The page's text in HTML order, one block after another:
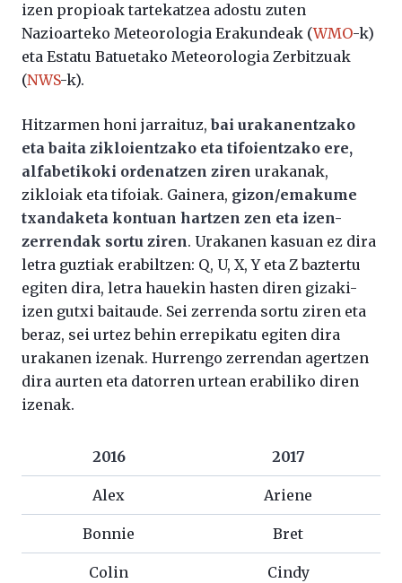
izen propioak tartekatzea adostu zuten
Nazioarteko Meteorologia Erakundeak (WMO-k)
eta Estatu Batuetako Meteorologia Zerbitzuak
(NWS-k).
Hitzarmen honi jarraituz,bai urakanentzako
eta baita zikloientzako eta tifoientzako ere,
alfabetikoki ordenatzen ziren urakanak,
zikloiak eta tifoiak. Gainera, gizon/emakume
txandaketa kontuan hartzen zen eta izen-
zerrendak sortu ziren. Urakanen kasuan ez dira
letra guztiak erabiltzen: Q, U, X, Y eta Z baztertu
egiten dira, letra hauekin hasten diren gizaki-
izen gutxi baitaude. Sei zerrenda sortu ziren eta
beraz, sei urtez behin errepikatu egiten dira
urakanen izenak. Hurrengo zerrendan agertzen
dira aurten eta datorren urtean erabiliko diren
izenak.
2016 2017
Alex Ariene
Bonnie Bret
Colin Cindy